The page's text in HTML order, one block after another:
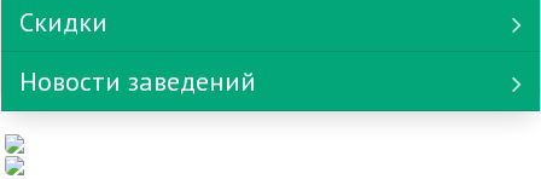
Скидки
Новости заведений